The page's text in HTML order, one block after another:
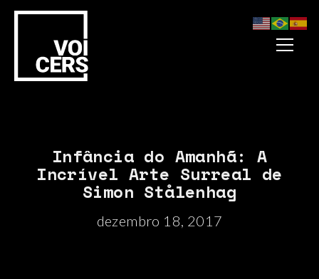
Infância do Amanhã: A
Incrível Arte Surreal de
Simon Stålenhag
dezembro 18, 2017